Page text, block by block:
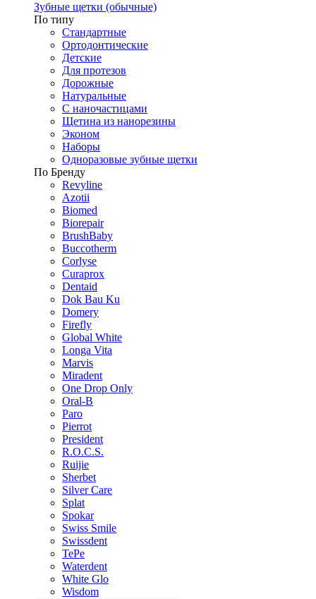
Зубные щетки (обычные)
По типу
Стандартные
Ортодонтические
Детские
Для протезов
Дорожные
Натуральные
С наночастицами
Щетина из нанорезины
Эконом
Наборы
Одноразовые зубные щетки
По Бренду
Revyline
Azotii
Biomed
Biorepair
BrushBaby
Buccotherm
Corlyse
Curaprox
Dentaid
Dok Bau Ku
Domery
Firefly
Global White
Longa Vita
Marvis
Miradent
One Drop Only
Oral-B
Paro
Pierrot
President
R.O.C.S.
Ruijie
Sherbet
Silver Care
Splat
Spokar
Swiss Smile
Swissdent
TePe
Waterdent
White Glo
Wisdom